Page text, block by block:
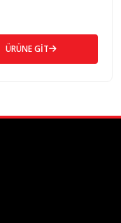
ÜRÜNE GİT